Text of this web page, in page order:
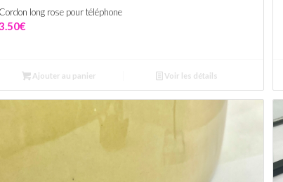
Cordon long rose pour téléphone
€
Ajouter au panier Voir les détails